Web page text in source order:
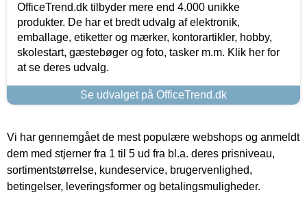
OfficeTrend.dk tilbyder mere end 4.000 unikke
produkter. De har et bredt udvalg af elektronik,
emballage, etiketter og mærker, kontorartikler, hobby,
skolestart, gæstebøger og foto, tasker m.m. Klik her for
at se deres udvalg.
Se udvalget på OfficeTrend.dk
Vi har gennemgået de mest populære webshops og anmeldt
dem med stjerner fra 1 til 5 ud fra bl.a. deres prisniveau,
sortimentstørrelse, kundeservice, brugervenlighed,
betingelser, leveringsformer og betalingsmuligheder.